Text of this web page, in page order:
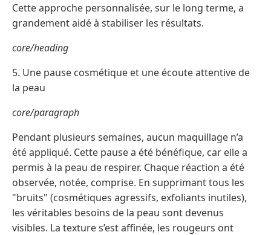
Cette approche personnalisée, sur le long terme, a
grandement aidé à stabiliser les résultats.
core/heading
5. Une pause cosmétique et une écoute attentive de
la peau
core/paragraph
Pendant plusieurs semaines, aucun maquillage n’a
été appliqué. Cette pause a été bénéfique, car elle a
permis à la peau de respirer. Chaque réaction a été
observée, notée, comprise. En supprimant tous les
"bruits" (cosmétiques agressifs, exfoliants inutiles),
les véritables besoins de la peau sont devenus
visibles. La texture s’est affinée, les rougeurs ont